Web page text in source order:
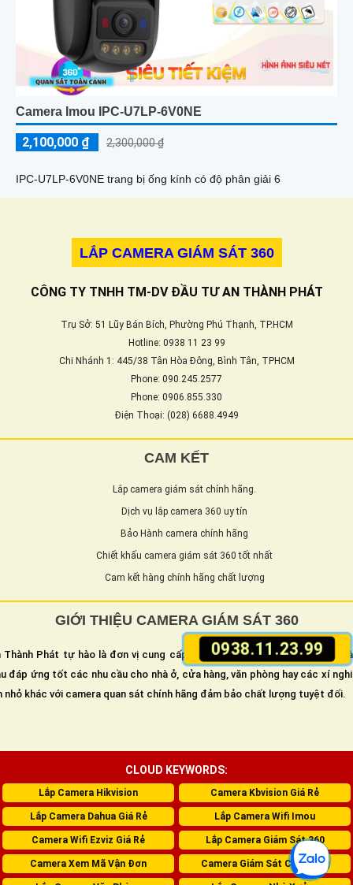
0938.11.23.99
Camera Imou IPC-U7LP-6V0NE
2,100,000 ₫ 2,300,000 ₫
IPC-U7LP-6V0NE trang bị ống kính có độ phân giải 6
LẮP CAMERA GIÁM SÁT 360
CÔNG TY TNHH TM-DV ĐẦU TƯ AN THÀNH PHÁT
Trụ Sở: 51 Lũy Bán Bích, Phường Phú Thạnh, TP.HCM
Hotline: 0938 11 23 99
Chi Nhánh 1: 445/38 Tân Hòa Đông, Bình Tân, TPHCM
Phone: 090.245.2577
Phone: 0906.855.330
Điện Thoại: (028) 6688.4949
CAM KẾT
Lắp camera giám sát chính hãng.
Dịch vụ lắp camera 360 uy tín
Bảo Hành camera chính hãng
Chiết khấu camera giám sát 360 tốt nhất
Cam kết hàng chính hãng chất lượng
GIỚI THIỆU CAMERA GIÁM SÁT 360
Thành Phát tự hào là đơn vị cung cấp và lắp camera giám sát an ninh
đáp ứng tốt các nhu cầu cho nhà ở, cửa hàng, văn phòng hay các xí
nhỏ khác với camera quan sát chính hãng đảm bảo chất lượng tuyệt đối.
CLOUD KEYWORDS:
Lắp Camera Hikvision Camera Kbvision Giá Rẻ
Lắp Camera Dahua Giá Rẻ Lắp Camera Wifi Imou
Camera Wifi Ezviz Giá Rẻ Lắp Camera Giám Sát 360
Camera Xem Mã Vận Đơn Camera Giám Sát Cửa Hàng